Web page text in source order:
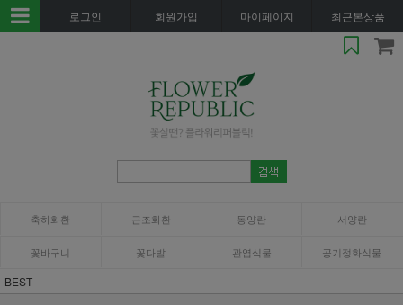
로그인 회원가입 마이페이지 최근본상품
축하화환 근조화환 동양란 서양란
꽃바구니 꽃다발 관엽식물 공기정화식물
BEST